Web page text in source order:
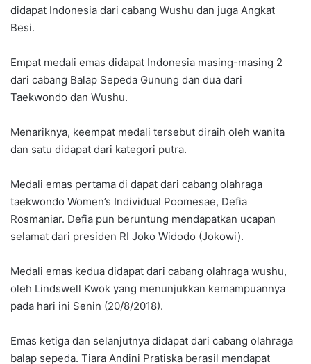
didapat Indonesia dari cabang Wushu dan juga Angkat
Besi.
Empat medali emas didapat Indonesia masing-masing 2
dari cabang Balap Sepeda Gunung dan dua dari
Taekwondo dan Wushu.
Menariknya, keempat medali tersebut diraih oleh wanita
dan satu didapat dari kategori putra.
Medali emas pertama di dapat dari cabang olahraga
taekwondo Women’s Individual Poomesae, Defia
Rosmaniar. Defia pun beruntung mendapatkan ucapan
selamat dari presiden RI Joko Widodo (Jokowi).
Medali emas kedua didapat dari cabang olahraga wushu,
oleh Lindswell Kwok yang menunjukkan kemampuannya
pada hari ini Senin (20/8/2018).
Emas ketiga dan selanjutnya didapat dari cabang olahraga
balap sepeda. Tiara Andini Pratiska berasil mendapat